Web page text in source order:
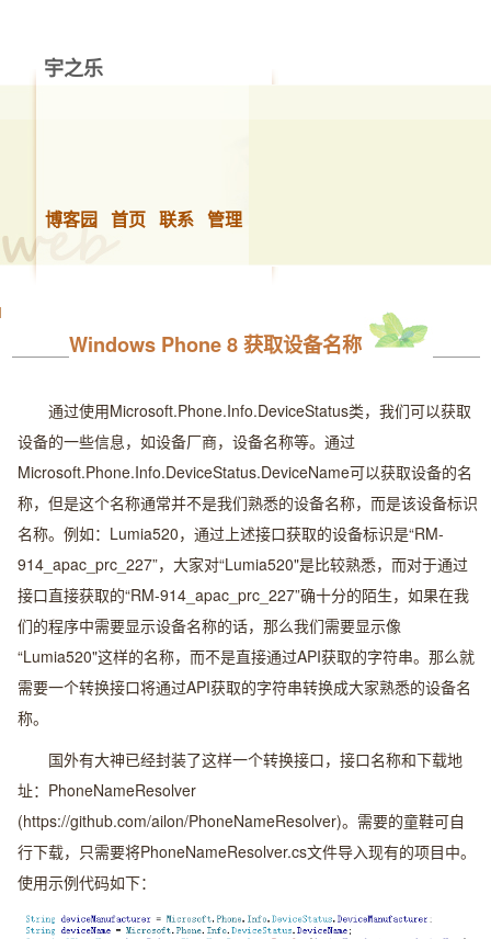
宇之乐
博客园 首页 联系 管理
Windows Phone 8 获取设备名称
通过使用Microsoft.Phone.Info.DeviceStatus类，我们可以获取
设备的一些信息，如设备厂商，设备名称等。通过
Microsoft.Phone.Info.DeviceStatus.DeviceName可以获取设备的名
称，但是这个名称通常并不是我们熟悉的设备名称，而是该设备标识
名称。例如：Lumia520，通过上述接口获取的设备标识是“RM-
914_apac_prc_227”，大家对“Lumia520"是比较熟悉，而对于通过
接口直接获取的“RM-914_apac_prc_227”确十分的陌生，如果在我
们的程序中需要显示设备名称的话，那么我们需要显示像
“Lumia520"这样的名称，而不是直接通过API获取的字符串。那么就
需要一个转换接口将通过API获取的字符串转换成大家熟悉的设备名
称。
国外有大神已经封装了这样一个转换接口，接口名称和下载地
址：PhoneNameResolver
(https://github.com/ailon/PhoneNameResolver)。需要的童鞋可自
行下载，只需要将PhoneNameResolver.cs文件导入现有的项目中。
使用示例代码如下：